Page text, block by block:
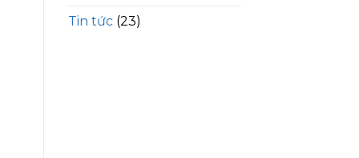
Tin tức(23)